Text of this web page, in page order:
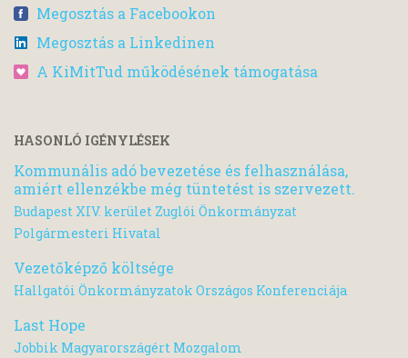
Megosztás a Facebookon
Megosztás a Linkedinen
A KiMitTud működésének támogatása
HASONLÓ IGÉNYLÉSEK
Kommunális adó bevezetése és felhasználása,
amiért ellenzékbe még tüntetést is szervezett.
Budapest XIV. kerület Zuglói Önkormányzat
Polgármesteri Hivatal
Vezetőképző költsége
Hallgatói Önkormányzatok Országos Konferenciája
Last Hope
Jobbik Magyarországért Mozgalom